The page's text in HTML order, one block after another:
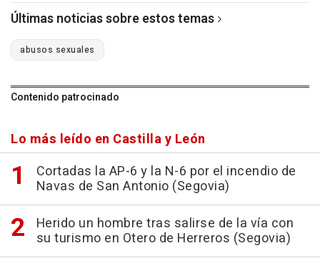
Últimas noticias sobre estos temas
abusos sexuales
Contenido patrocinado
Lo más leído en Castilla y León
Cortadas la AP-6 y la N-6 por el incendio de
Navas de San Antonio (Segovia)
Herido un hombre tras salirse de la vía con
su turismo en Otero de Herreros (Segovia)